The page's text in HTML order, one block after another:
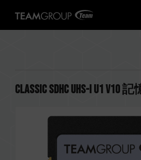
CLASSIC SDHC UHS-I U1 V10